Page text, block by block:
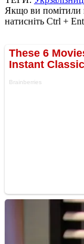
Якщо ви помітили
натисніть Ctrl +